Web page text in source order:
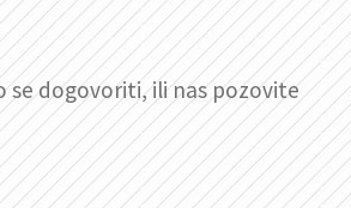
se dogovoriti, ili nas pozovite